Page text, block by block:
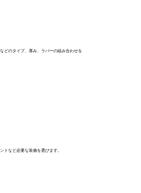
どのタイプ、厚み、ラバーの組み合わせを
トなど必要な装備を選びます。